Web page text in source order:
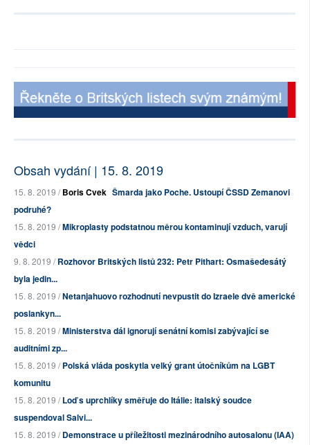
Obsah vydání | 15. 8. 2019
15. 8. 2019 /Boris Cvek Šmarda jako Poche. Ustoupí ČSSD Zemanovi
podruhé?
15. 8. 2019 /Mikroplasty podstatnou měrou kontaminují vzduch, varují
vědci
9. 8. 2019 /Rozhovor Britských listů 232: Petr Pithart: Osmašedesátý
byla jedin...
15. 8. 2019 /Netanjahuovo rozhodnutí nevpustit do Izraele dvě americké
poslankyn...
15. 8. 2019 /Ministerstva dál ignorují senátní komisi zabývající se
auditními zp...
15. 8. 2019 /Polská vláda poskytla velký grant útočníkům na LGBT
komunitu
15. 8. 2019 /Loď s uprchlíky směřuje do Itálie: italský soudce
suspendoval Salvi...
15. 8. 2019 /Demonstrace u příležitosti mezinárodního autosalonu (IAA)